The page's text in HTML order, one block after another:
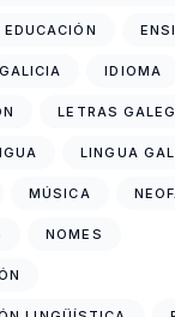
EDUCACIÓN
GALICIA IDIOMA
LETRAS
LINGUA
MÚSICA
NOMES